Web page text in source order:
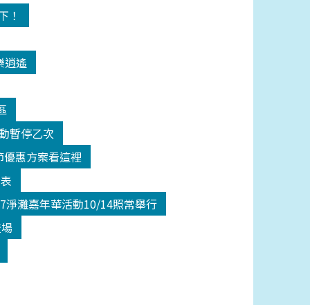
！
逍遙
暫停乙次
惠方案看這裡
淨灘嘉年華活動10/14照常舉行